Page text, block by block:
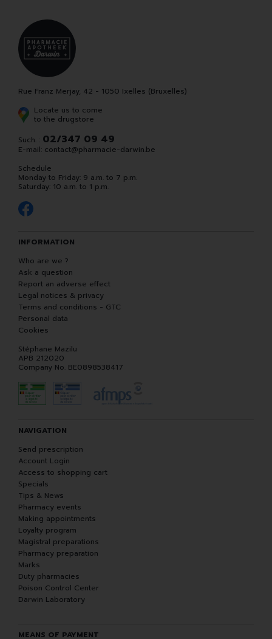
Rue Franz Merjay, 42 - 1050 Ixelles (Bruxelles)
Locate us to come
to the drugstore
Such. : 02/347 09 49
E-mail: contact@pharmacie-darwin.be
Schedule
Monday to Friday: 9 a.m. to 7 p.m.
Saturday: 10 a.m. to 1 p.m.
INFORMATION
Who are we ?
Ask a question
Report an adverse effect
Legal notices & privacy
Terms and conditions - GTC
Personal data
Cookies
Stéphane Mazilu
APB 212020
Company No. BE0898538417
NAVIGATION
Send prescription
Account Login
Access to shopping cart
Specials
Tips & News
Pharmacy events
Making appointments
Loyalty program
Magistral preparations
Pharmacy preparation
Marks
Duty pharmacies
Poison Control Center
Darwin Laboratory
MEANS OF PAYMENT